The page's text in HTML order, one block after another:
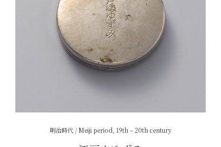
明治時代 / Meiji period, 19th – 20th century